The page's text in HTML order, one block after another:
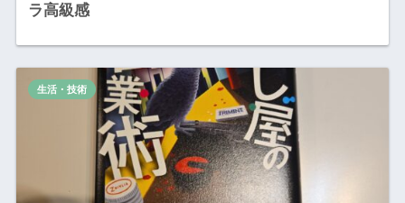
ラ高級感
生活・技術